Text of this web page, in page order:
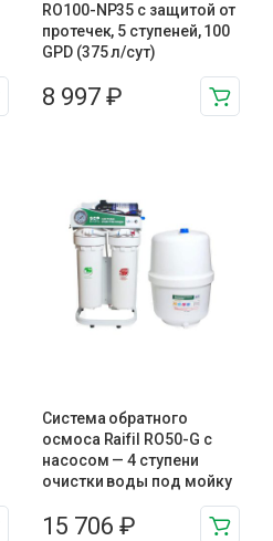
RO100-NP35 с защитой от
протечек, 5 ступеней, 100
GPD (375 л/сут)
8 997 ₽
Система обратного
осмоса Raifil RO50-G с
насосом — 4 ступени
очистки воды под мойку
15 706 ₽